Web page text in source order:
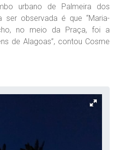
urbano de Palmeira dos
ser observada é que “Maria-
no meio da Praça, foi a
de Alagoas”, contou Cosme